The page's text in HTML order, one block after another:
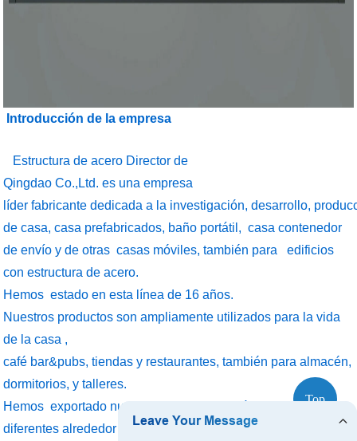
Introducción de la empresa
Estructura de acero Director de
Qingdao Co.,Ltd. es una empresa
líder fabricante dedicada a la investigación, desarrollo,
de casa, casa prefabricados, baño portátil, casa contenedor
de envío y de otras casas móviles, también para edificios
con estructura de acero.
Hemos estado en esta línea de 16 años.
Nuestros productos son ampliamente utilizados para la vida
de la casa ,
café bar&pubs, tiendas y restaurantes, también para almacén,
dormitorios, y talleres.
Hemos exportado nuestros productos a más de 40 países
diferentes alrededor del mundo.
Top